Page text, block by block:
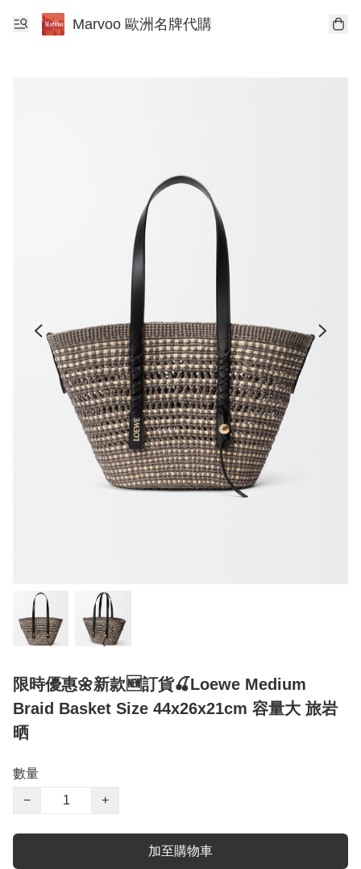
Marvoo 歐洲名牌代購
限時優惠🌼新款🆕訂貨🍒Loewe Medium
Braid Basket Size 44x26x21cm 容量大 旅岩
晒
數量
−
+
加至購物車